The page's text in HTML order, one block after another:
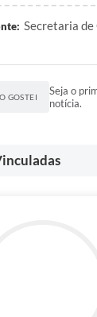
Secretaria
GOSTEI
Seja o
notícia.